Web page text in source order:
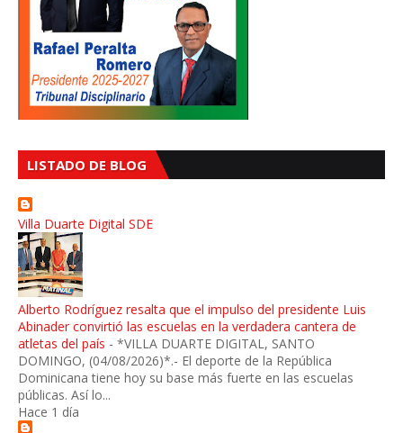
LISTADO DE BLOG
Villa Duarte Digital SDE
Alberto Rodríguez resalta que el impulso del presidente Luis
Abinader convirtió las escuelas en la verdadera cantera de
atletas del país - *VILLA DUARTE DIGITAL, SANTO
DOMINGO, (04/08/2026)*.- El deporte de la República
Dominicana tiene hoy su base más fuerte en las escuelas
públicas. Así lo...
Hace 1 día